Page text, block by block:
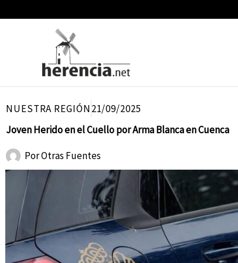
NUESTRA REGIÓN21/09/2025
Joven Herido en el Cuello por Arma Blanca en Cuenca
PorOtras Fuentes